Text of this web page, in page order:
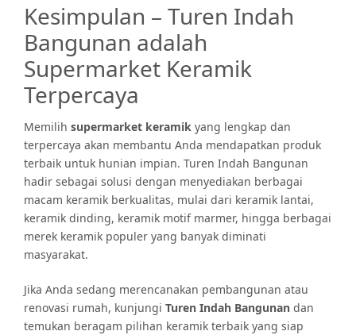
Kesimpulan – Turen Indah
Bangunan adalah
Supermarket Keramik
Terpercaya
Memilih supermarket keramik yang lengkap dan
terpercaya akan membantu Anda mendapatkan produk
terbaik untuk hunian impian. Turen Indah Bangunan
hadir sebagai solusi dengan menyediakan berbagai
macam keramik berkualitas, mulai dari keramik lantai,
keramik dinding, keramik motif marmer, hingga berbagai
merek keramik populer yang banyak diminati
masyarakat.
Jika Anda sedang merencanakan pembangunan atau
renovasi rumah, kunjungi Turen Indah Bangunan dan
temukan beragam pilihan keramik terbaik yang siap